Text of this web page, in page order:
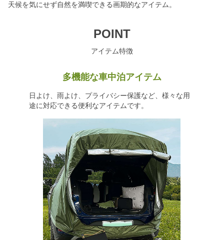
天候を気にせず自然を満喫できる画期的なアイテム。
POINT
アイテム特徴
多機能な車中泊アイテム
日よけ、雨よけ、プライバシー保護など、様々な用
途に対応できる便利なアイテムです。